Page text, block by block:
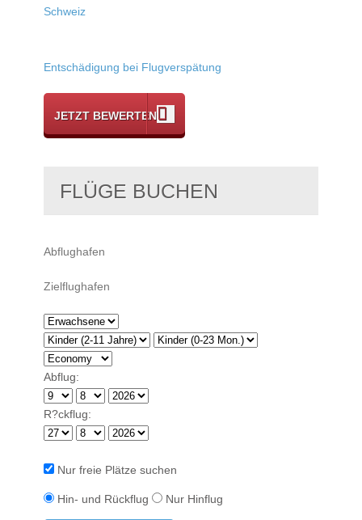
Schweiz
Entschädigung bei Flugverspätung
JETZT BEWERTEN
FLÜGE BUCHEN
Abflug:
R?ckflug:
Nur freie Plätze suchen
Hin- und Rückflug Nur Hinflug